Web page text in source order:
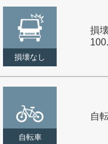
損壊なし
損
自転車
自